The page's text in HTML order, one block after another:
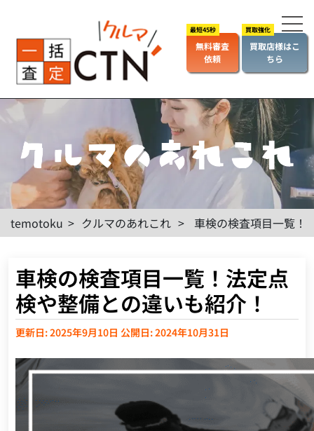
無料審査
依頼
買取店様はこ
ちら
temotoku > クルマのあれこれ > 車検の検査項目一覧！
車検の検査項目一覧！法定点
検や整備との違いも紹介！
更新日: 2025年9月10日 公開日: 2024年10月31日